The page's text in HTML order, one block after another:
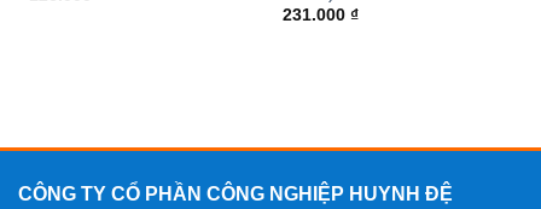
231.000 ₫
CÔNG TY CỔ PHẦN CÔNG NGHIỆP HUYNH ĐỆ